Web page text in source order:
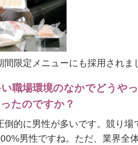
限定メニューにも採用されま
職場環境のなかでどうや
たのですか？
倒的に男性が多いです。競り場
男性ですね。ただ、業界全